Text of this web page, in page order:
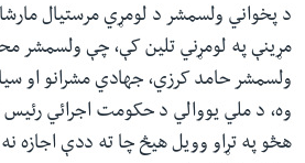
د پخواني ولسمشر د لومړي مرستیال
مړینې په لومړني تلین کې، چې ولسمشر
ولسمشر حامد کرزي، جهادي مشرانو او
وه، د ملي یووالي د حکومت اجرائي
هڅو په تړاو وویل هیڅ چا ته ددې اجازه